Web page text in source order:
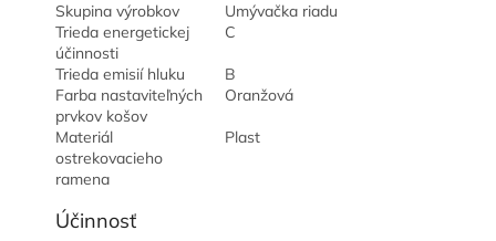
Skupina výrobkov
Umývačka riadu
Trieda energetickej
účinnosti
C
Trieda emisií hluku
B
Farba nastaviteľných
prvkov košov
Oranžová
Materiál
ostrekovacieho
ramena
Plast
Účinnosť